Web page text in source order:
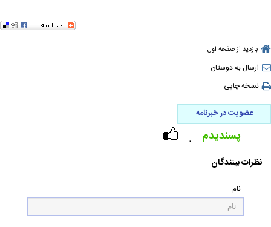
بازدید از صفحه اول
ارسال به دوستان
نسخه چاپی
عضویت در خبرنامه
۰ پسندیدم
نظرات بینندگان
نام